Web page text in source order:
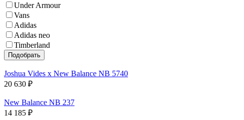
Under Armour
Vans
Adidas
Adidas neo
Timberland
Joshua Vides x New Balance NB 5740
20 630 ₽
New Balance NB 237
14 185 ₽